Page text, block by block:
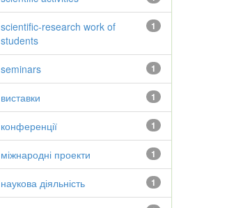
1
scientific-research work of
students
1
seminars
1
виставки
1
конференції
1
міжнародні проекти
1
наукова діяльність